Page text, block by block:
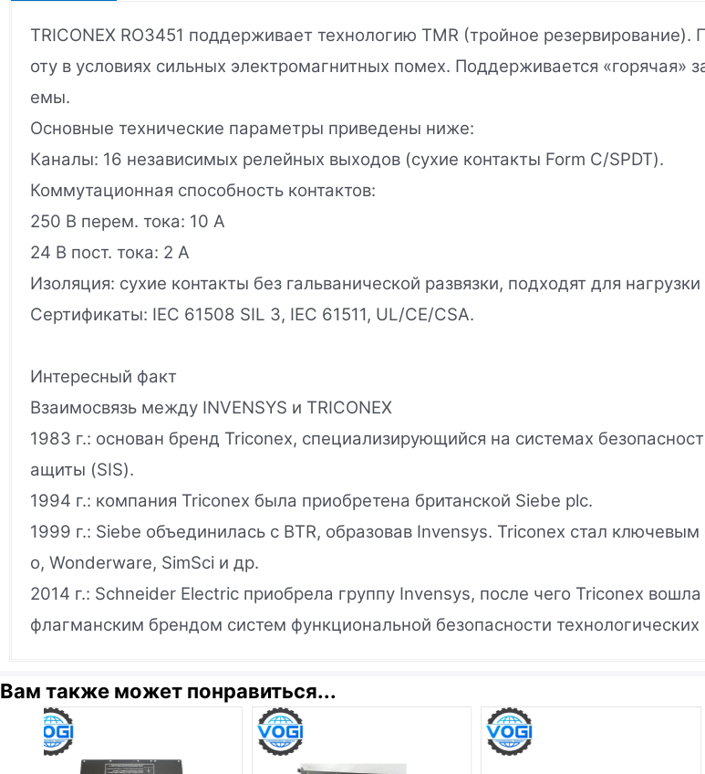
TRICONEX RO3451 поддерживает технологию TMR (тройное
оту в условиях сильных электромагнитных помех. Поддерживается «горячая»
емы.
Основные технические параметры приведены ниже:
Каналы: 16 независимых релейных выходов (сухие контакты Form C/SPDT).
Коммутационная способность контактов:
250 В перем. тока: 10 А
24 В пост. тока: 2 А
Изоляция: сухие контакты без гальванической развязки, подходят для
Сертификаты: IEC 61508 SIL 3, IEC 61511, UL/CE/CSA.
Интересный факт
Взаимосвязь между INVENSYS и TRICONEX
1983 г.: основан бренд Triconex, специализирующийся на системах
ащиты (SIS).
1994 г.: компания Triconex была приобретена британской Siebe plc.
1999 г.: Siebe объединилась с BTR, образовав Invensys. Triconex стал
o, Wonderware, SimSci и др.
2014 г.: Schneider Electric приобрела группу Invensys, после чего Triconex
флагманским брендом систем функциональной безопасности
Вам также может понравиться...